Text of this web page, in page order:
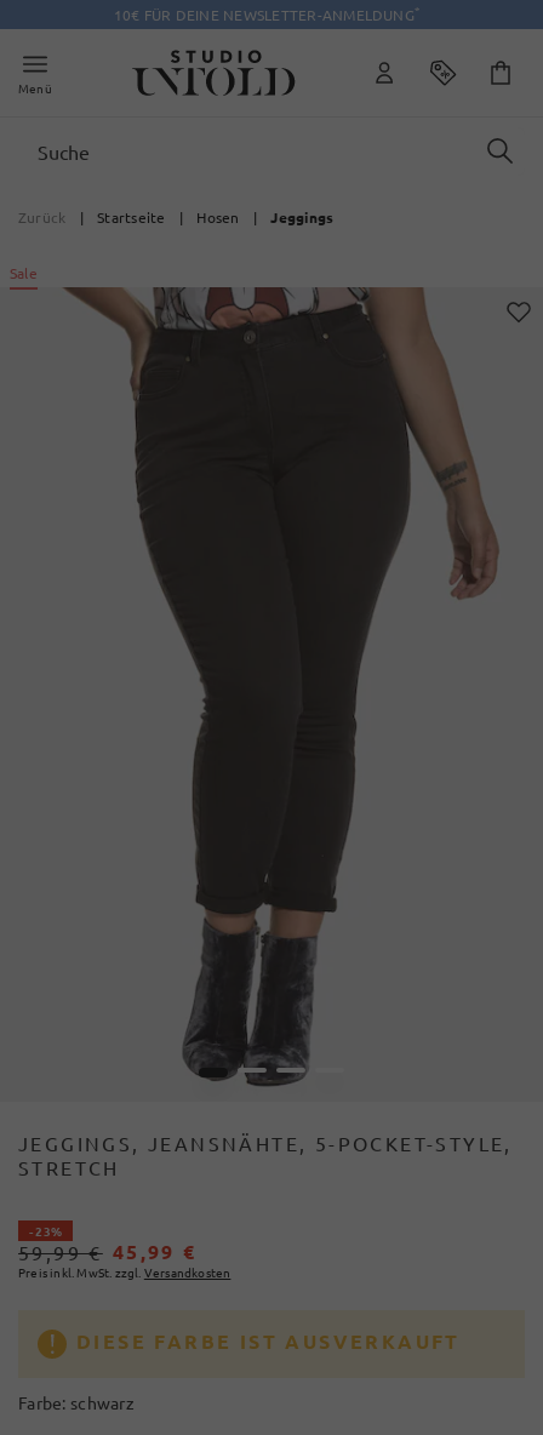
10€ FÜR DEINE NEWSLETTER-ANMELDUNG*
Menü
Zurück | Startseite | Hosen | Jeggings
Sale
1 2 3
JEGGINGS, JEANSNÄHTE, 5-POCKET-STYLE,
STRETCH
- 23%
59,99 € 45,99 €
Preis inkl. MwSt. zzgl. Versandkosten
DIESE FARBE IST AUSVERKAUFT
Farbe: schwarz